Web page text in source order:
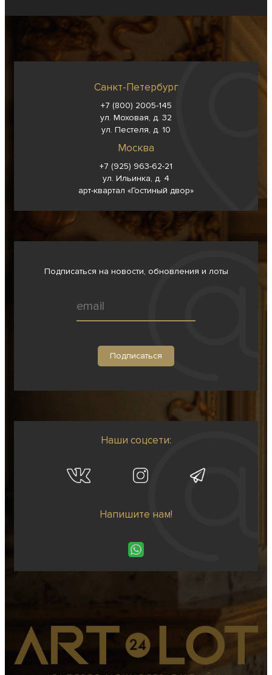
Санкт-Петербург
+7 (800) 2005-145
ул. Моховая, д. 32
ул. Пестеля, д. 10
Москва
+7 (925) 963-62-21
ул. Ильинка, д. 4
арт-квартал «Гостиный двор»
Подписаться на новости, обновления и лоты
Наши соцсети:
Напишите нам!